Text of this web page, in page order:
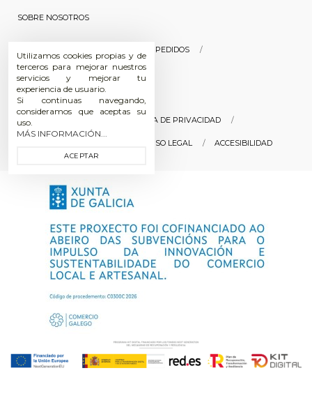
SOBRE NOSOTROS
HISTORIAL DE PEDIDOS
SEGUIMIENTO DE PEDIDOS
POLÍTICA DE COOKIES POLÍTICA DE PRIVACIDAD
AVISO LEGAL ACCESIBILIDAD
Utilizamos cookies propias y de
terceros para mejorar nuestros
servicios y mejorar tu
experiencia de usuario.
Si continuas navegando,
consideramos que aceptas su
uso.
MÁS INFORMACIÓN...
ACEPTAR